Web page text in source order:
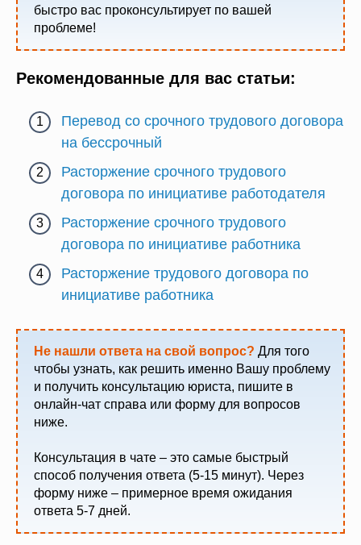
быстро вас проконсультирует по вашей
проблеме!
Рекомендованные для вас статьи:
Перевод со срочного трудового договора
на бессрочный
Расторжение срочного трудового
договора по инициативе работодателя
Расторжение срочного трудового
договора по инициативе работника
Расторжение трудового договора по
инициативе работника
Не нашли ответа на свой вопрос? Для того
чтобы узнать, как решить именно Вашу проблему
и получить консультацию юриста, пишите в
онлайн-чат справа или форму для вопросов
ниже.
Консультация в чате – это самые быстрый
способ получения ответа (5-15 минут). Через
форму ниже – примерное время ожидания
ответа 5-7 дней.